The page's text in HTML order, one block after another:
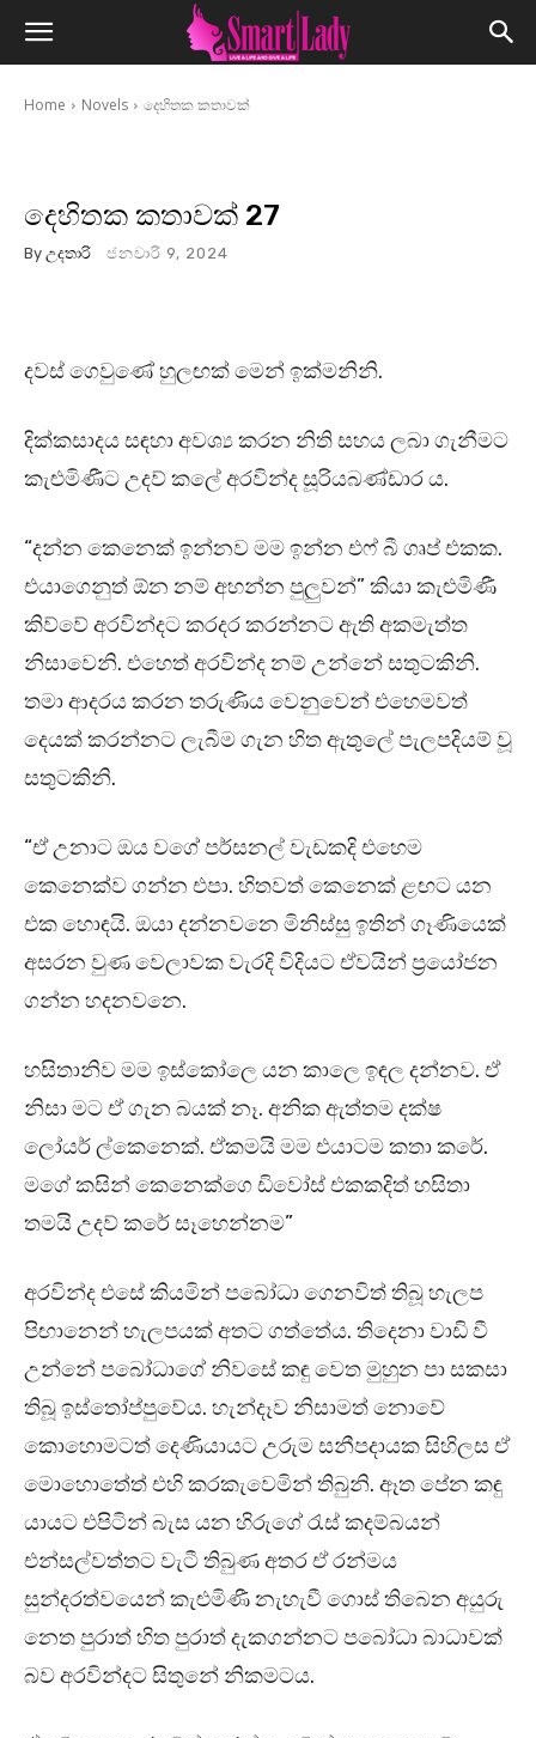
Home Novels දෙහිතක කතාවක්
දෙහිතක කතාවක් 27
By උදතාරි ජනවාරි 9, 2024
දවස් ගෙවුණේ හුලඟක් මෙන් ඉක්මනිනි.
දික්කසාදය සඳහා අවශ්‍ය කරන නිති සහය ලබා ගැනීමට
කැළුමිණීට උදව් කලේ අරවින්ද සූරියබණ්ඩාර ය.
“දන්න කෙනෙක් ඉන්නව මම ඉන්න එෆ් බී ගෘප් එකක.
එයාගෙනුත් ඕන නම් අහන්න පුලුවන්” කියා කැළුමිණී
කිව්වේ අරවින්දට කරදර කරන්නට ඇති අකමැත්ත
නිසාවෙනි. එහෙත් අරවින්ද නම් උන්නේ සතුටකිනි.
තමා ආදරය කරන තරුණිය වෙනුවෙන් එහෙමවත්
දෙයක් කරන්නට ලැබීම ගැන හිත ඇතුලේ පැලපදියම් වූ
සතුටකිනි.
“ඒ උනාට ඔය වගේ පර්සනල් වැඩකදි එහෙම
කෙනෙක්ව ගන්න එපා. හිතවත් කෙනෙක් ළඟට යන
එක හොඳයි. ඔයා දන්නවනෙ මිනිස්සු ඉතින් ගෑණියෙක්
අසරන වුණ වෙලාවක වැරදි විදියට ඒවයින් ප්‍රයෝජන
ගන්න හදනවනෙ.
හසිතානිව මම ඉස්කෝලෙ යන කාලෙ ඉඳල දන්නව. ඒ
නිසා මට ඒ ගැන බයක් නෑ. අනික ඇත්තම දක්ෂ
ලෝයර් ල්කෙනෙක්. ඒකමයි මම එයාටම කතා කරේ.
මගේ කසින් කෙනෙක්ගෙ ඩිවෝස් එකකදිත් හසිතා
තමයි උදව් කරේ සෑහෙන්නම”
අරවින්ද එසේ කියමින් පබෝධා ගෙනවිත් තිබූ හැලප
පිඟානෙන් හැලපයක් අතට ගත්තේය. තිදෙනා වාඩි වී
උන්නේ පබෝධාගේ නිවසේ කඳු වෙත මුහුන පා සකසා
තිබූ ඉස්තෝප්පුවේය. හැන්දෑව නිසාමත් නොවේ
කොහොමටත් දෙණියායට උරුම සනීපදායක සිහිලස ඒ
මොහොතේත් එහි කරකැවෙමින් තිබුනි. ඈත පේන කඳු
යායට එපිටින් බැස යන හිරුගේ රැස් කදම්බයන්
එන්සල්වත්තට වැටී තිබුණ අතර ඒ රන්මය
සුන්දරත්වයෙන් කැළුමිණී නැහැවී ගොස් තිබෙන අයුරු
නෙත පුරාත් හිත පුරාත් දැකගන්නට පබෝධා බාධාවක්
බව අරවින්දට සිතුනේ නිකමටය.